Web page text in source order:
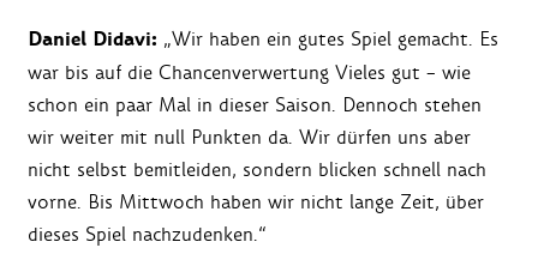
Daniel Didavi: „Wir haben ein gutes Spiel gemacht. Es
war bis auf die Chancenverwertung Vieles gut – wie
schon ein paar Mal in dieser Saison. Dennoch stehen
wir weiter mit null Punkten da. Wir dürfen uns aber
nicht selbst bemitleiden, sondern blicken schnell nach
vorne. Bis Mittwoch haben wir nicht lange Zeit, über
dieses Spiel nachzudenken.“